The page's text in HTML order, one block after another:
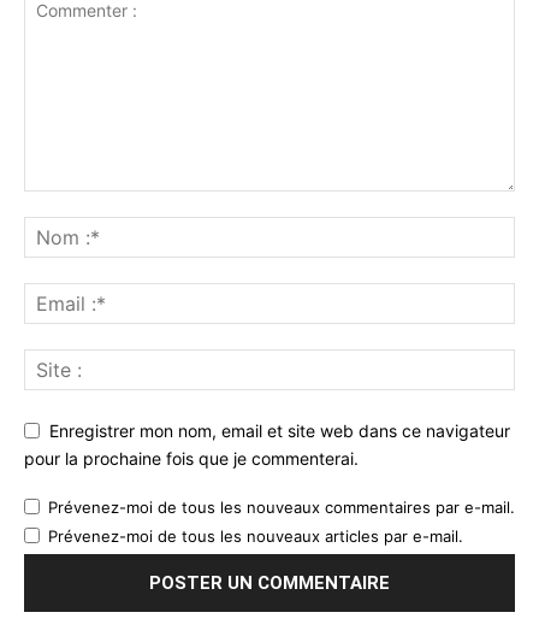
Enregistrer mon nom, email et site web dans ce navigateur
pour la prochaine fois que je commenterai.
Prévenez-moi de tous les nouveaux commentaires par e-mail.
Prévenez-moi de tous les nouveaux articles par e-mail.